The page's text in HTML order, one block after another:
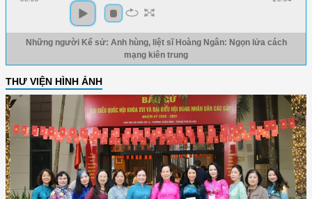
Những người Kể sử: Anh hùng, liệt sĩ Hoàng Ngân: Ngọn lửa cách
mạng kiên trung
THƯ VIỆN HÌNH ẢNH